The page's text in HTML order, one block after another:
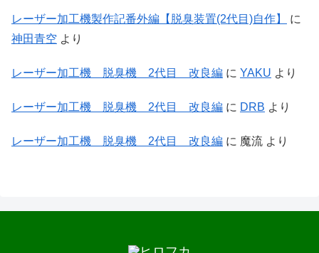
レーザー加工機製作記番外編【脱臭装置(2代目)自作】
に
神田青空 より
レーザー加工機 脱臭機 2代目 改良編 に YAKU より
レーザー加工機 脱臭機 2代目 改良編 に DRB より
レーザー加工機 脱臭機 2代目 改良編 に 魔流 より